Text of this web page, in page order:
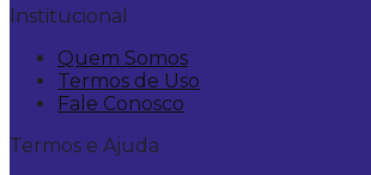
Institucional
Quem Somos
Termos de Uso
Fale Conosco
Termos e Ajuda